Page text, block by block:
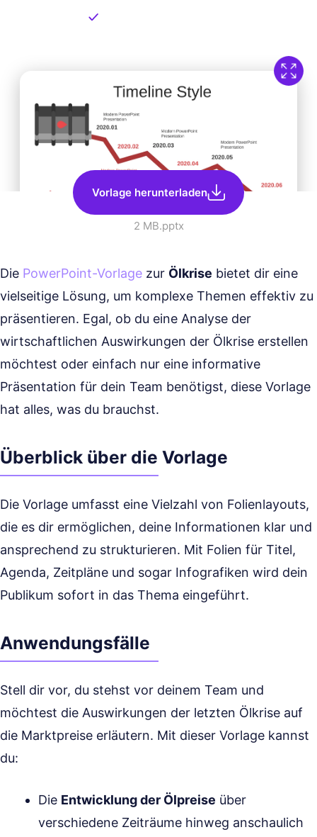
Vorlage herunterladen
2 MB.pptx
Die PowerPoint-Vorlage zur Ölkrise bietet dir eine
vielseitige Lösung, um komplexe Themen effektiv zu
präsentieren. Egal, ob du eine Analyse der
wirtschaftlichen Auswirkungen der Ölkrise erstellen
möchtest oder einfach nur eine informative
Präsentation für dein Team benötigst, diese Vorlage
hat alles, was du brauchst.
Überblick über die Vorlage
Die Vorlage umfasst eine Vielzahl von Folienlayouts,
die es dir ermöglichen, deine Informationen klar und
ansprechend zu strukturieren. Mit Folien für Titel,
Agenda, Zeitpläne und sogar Infografiken wird dein
Publikum sofort in das Thema eingeführt.
Anwendungsfälle
Stell dir vor, du stehst vor deinem Team und
möchtest die Auswirkungen der letzten Ölkrise auf
die Marktpreise erläutern. Mit dieser Vorlage kannst
du:
Die Entwicklung der Ölpreise über
verschiedene Zeiträume hinweg anschaulich